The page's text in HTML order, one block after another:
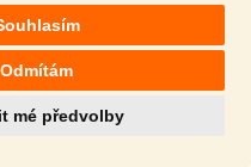
Odmítám
mé předvolby
, Rakousko